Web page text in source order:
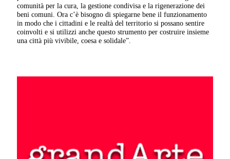
comunità per la cura, la gestione condivisa e la rigenerazione dei
beni comuni. Ora c’è bisogno di spiegarne bene il funzionamento
in modo che i cittadini e le realtà del territorio si possano sentire
coinvolti e si utilizzi anche questo strumento per costruire insieme
una città più vivibile, coesa e solidale”.